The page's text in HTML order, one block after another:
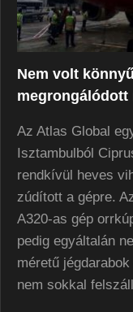
Nem volt
Az Atlas Global
Isztambulból
rendkívül heves
zúdított a gépre.
A320-as gép
pedig egyáltalán
méretű
nem sokkal